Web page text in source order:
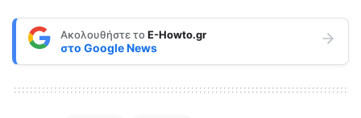
Ακολουθήστε τοE-Howto.gr
στο Google News